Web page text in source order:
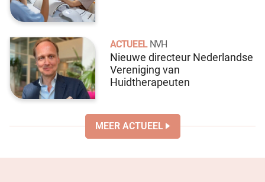
ACTUEEL NVH
Nieuwe directeur Nederlandse
Vereniging van
Huidtherapeuten
MEER ACTUEEL